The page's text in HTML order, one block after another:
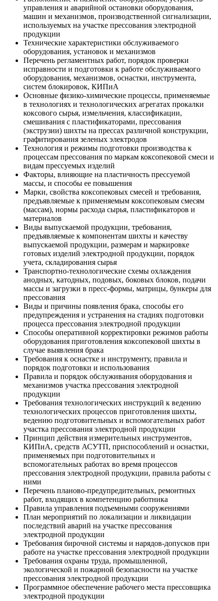
управления и аварийной остановки оборудования,
машин и механизмов, производственной сигнализации,
используемых на участке прессования электродной
продукции
Технические характеристики обслуживаемого
оборудования, установок и механизмов
Перечень регламентных работ, порядок проверки
исправности и подготовки к работе обслуживаемого
оборудования, механизмов, оснастки, инструмента,
систем блокировок, КИПиА
Основные физико-химические процессы, применяемые
в технологиях и технологических агрегатах прокалки
коксового сырья, измельчения, классификации,
смешивания с пластификаторами, прессования
(экструзии) шихты на прессах различной конструкции,
графитирования зеленых электродов
Технология и режимы подготовки производства к
процессам прессования по маркам коксопековой смеси и
видам прессуемых изделий
Факторы, влияющие на пластичность прессуемой
массы, и способы ее повышения
Марки, свойства коксопековых смесей и требования,
предъявляемые к применяемым коксопековым смесям
(массам), нормы расхода сырья, пластификаторов и
материалов
Виды выпускаемой продукции, требования,
предъявляемые к компонентам шихты и качеству
выпускаемой продукции, размерам и маркировке
готовых изделий электродной продукции, порядок
учета, складирования сырья
Транспортно-технологические схемы охлаждения
анодных, катодных, подовых, боковых блоков, подачи
массы и загрузки в пресс-формы, матрицы, бункеры для
прессования
Виды и причины появления брака, способы его
предупреждения и устранения на стадиях подготовки
процесса прессования электродной продукции
Способы оперативной корректировки режимов работы
оборудования приготовления коксопековой шихты в
случае выявления брака
Требования к оснастке и инструменту, правила и
порядок подготовки и использования
Правила и порядок обслуживания оборудования и
механизмов участка прессования электродной
продукции
Требования технологических инструкций к ведению
технологических процессов приготовления шихты,
ведению подготовительных и вспомогательных работ
участка прессования электродной продукции
Принцип действия измерительных инструментов,
КИПиА, средств АСУТП, приспособлений и оснастки,
применяемых при подготовительных и
вспомогательных работах во время процессов
прессования электродной продукции, правила работы с
ними
Перечень планово-предупредительных, ремонтных
работ, входящих в компетенцию работника
Правила управления подъемными сооружениями
План мероприятий по локализации и ликвидации
последствий аварий на участке прессования
электродной продукции
Требования бирочной системы и нарядов-допусков при
работе на участке прессования электродной продукции
Требования охраны труда, промышленной,
экологической и пожарной безопасности на участке
прессования электродной продукции
Программное обеспечение рабочего места прессовщика
электродной продукции